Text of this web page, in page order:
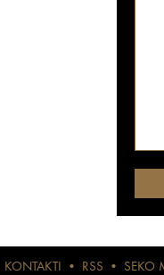
KONTAKTI • RSS • SEKO